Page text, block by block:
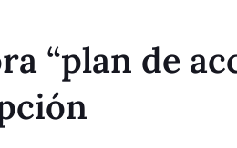
“plan de